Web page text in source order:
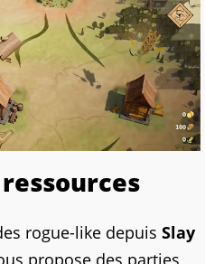
rogue-like depuis Slay
propose des parties